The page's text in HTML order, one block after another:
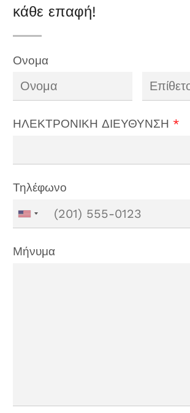
κάθε επαφή!
Ονομα
ΗΛΕΚΤΡΟΝΙΚΗ ΔΙΕΥΘΥΝΣΗ *
Τηλέφωνο
Μήνυμα